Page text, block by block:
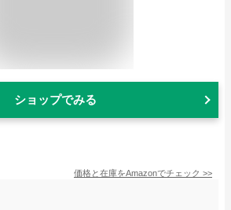
ショップでみる
価格と在庫をAmazonでチェック >>